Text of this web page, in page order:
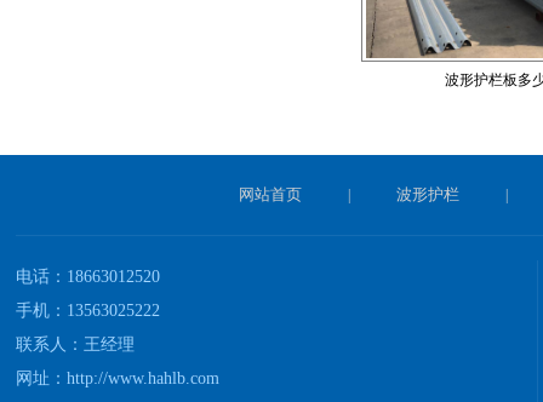
波形护栏板多
网站首页 波形护栏
电话：18663012520
手机：13563025222
联系人：王经理
网址： http://www.hahlb.com